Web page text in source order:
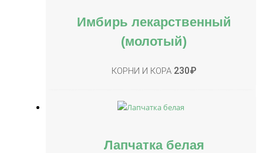
Имбирь лекарственный
(молотый)
КОРНИ И КОРА 230₽
Лапчатка белая